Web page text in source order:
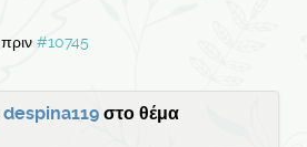
#10745
despina119 στο θέμα